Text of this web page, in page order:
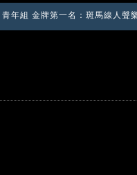
青年組 金牌第一名：斑馬線人